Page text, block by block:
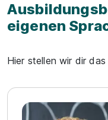
eigenen
Hier stellen wir dir